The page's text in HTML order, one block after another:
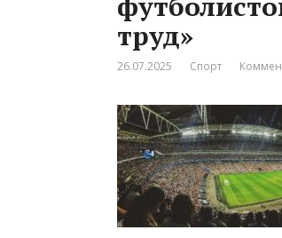
труд»
26.07.2025 Спорт